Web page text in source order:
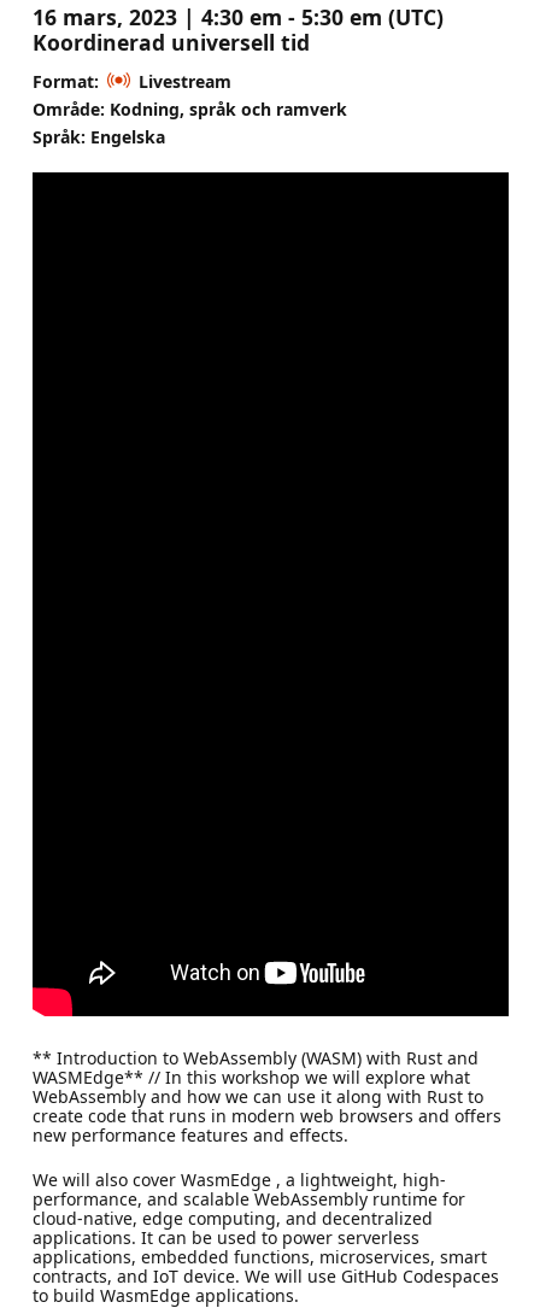
16 mars, 2023 | 4:30 em - 5:30 em (UTC)
Koordinerad universell tid
Format:
Livestream
Område: Kodning, språk och ramverk
Språk: Engelska
** Introduction to WebAssembly (WASM) with Rust and
WASMEdge** // In this workshop we will explore what
WebAssembly and how we can use it along with Rust to
create code that runs in modern web browsers and offers
new performance features and effects.
We will also cover WasmEdge , a lightweight, high-
performance, and scalable WebAssembly runtime for
cloud-native, edge computing, and decentralized
applications. It can be used to power serverless
applications, embedded functions, microservices, smart
contracts, and IoT device. We will use GitHub Codespaces
to build WasmEdge applications.